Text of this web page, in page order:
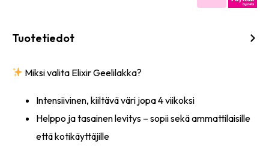
Tuotetiedot
Miksi valita Elixir Geelilakka?
Intensiivinen, kiiltävä väri jopa 4 viikoksi
Helppo ja tasainen levitys – sopii sekä ammattilaisille
että kotikäyttäjille